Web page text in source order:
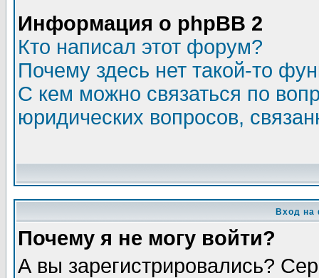
Информация о phpBB 2
Кто написал этот форум?
Почему здесь нет такой-то
С кем можно связаться по
юридических вопросов,
Вход на
Почему я не могу войти?
А вы зарегистрировались?